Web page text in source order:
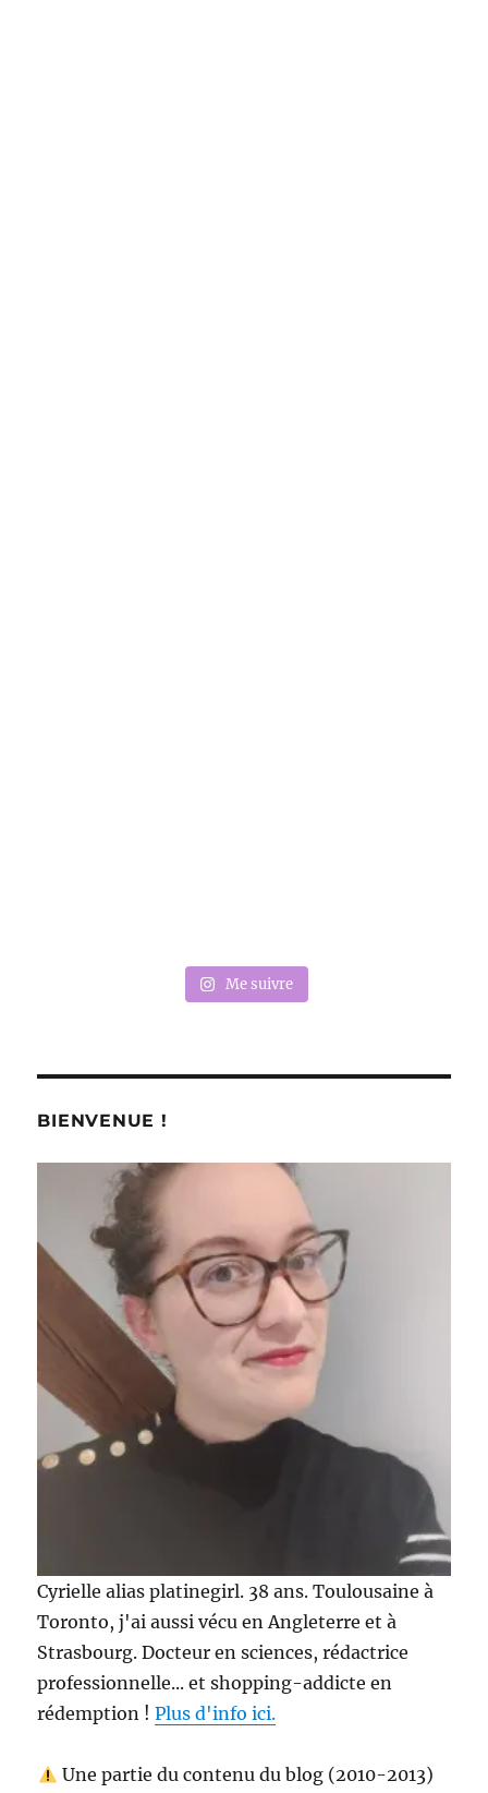
Me suivre
BIENVENUE !
Cyrielle alias platinegirl. 38 ans. Toulousaine à
Toronto, j'ai aussi vécu en Angleterre et à
Strasbourg. Docteur en sciences, rédactrice
professionnelle... et shopping-addicte en
rédemption !Plus d'info ici.
Une partie du contenu du blog (2010-2013)